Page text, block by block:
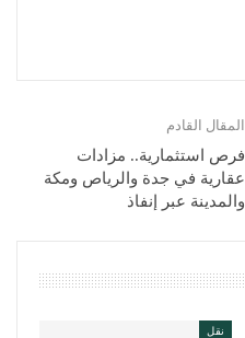
المقال القادم
فرص استثمارية.. مزادات
عقارية في جدة والرياص ومكة
والمدينة عبر إنفاذ
نقل